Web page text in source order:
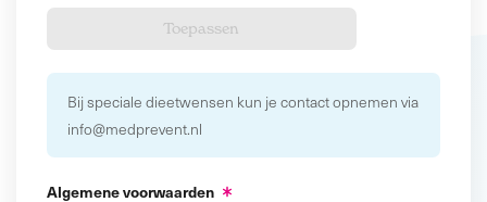
Bij speciale dieetwensen kun je contact opnemen via
info@medprevent.nl
Algemene voorwaarden